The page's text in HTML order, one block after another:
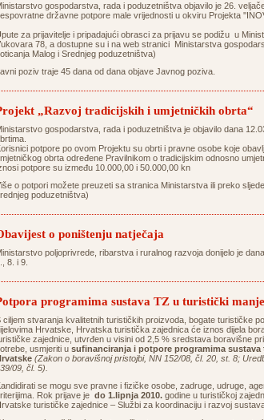
gospodarstva, rada i poduzetništva objavilo je 26.
državne potpore male vrijednosti u okviru Projekta
za prijavitelje i pripadajući obrasci za prijavu se podižu u
78, a dostupne su i na web stranici Ministarstva
Malog i Srednjeg poduzetništva)
poziv traje 45 dana od dana objave Javnog poziva.
„Razvoj tradicijskih i umjetničkih obrta“
gospodarstva, rada i poduzetništva je objavilo dana
potpore po ovom Projektu su obrti i pravne osobe koje
obrta određene Pravilnikom o tradicijskim odnosno
potpore su između 10.000,00 i 50.000,00 kn
o potpori možete preuzeti sa stranica Ministarstva ili preko
poduzetništva)
o poništenju natječaja
poljoprivrede, ribarstva i ruralnog razvoja donijelo je
8. i 9.
programima sustava TZ u turistički
ciljem stvaranja kvalitetnih turističkih proizvoda, bogate turističke
Hrvatske, Hrvatska turistička zajednica će iznos dijela
zajednice, utvrđen u visini od 2,5 % sredstava boravišne
usmjeriti u sufinanciranja i potpore programima
(Zakon o boravišnoj pristojbi, NN 152/08, čl. 20, st. 8;
09, čl. 5).
se mogu sve pravne i fizičke osobe, zadruge, udruge,
Rok prijave je do 1.lipnja 2010. godine u turističkoj
turističke zajednice – Službi za koordinaciju i razvoj